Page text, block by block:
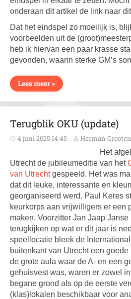
onderaan dit artikel de link naar
Dat het eindspel zo moeilijk is,
voorbeelden uit de
heb ik hiervan een paar krasse
gevonden, waarin sterke GM’s
Lees meer >
Terugblik OKU (update)
4 juni 2025 14:45 Herman Grooten
Het
Utrecht de jubileumeditie van het
van Utrechtgespeeld. Het was
dat dit leuke, interessante en
georganiseerd werd. Paul Keres
keurkorps aan vrijwilligers er een
maken. Voorzitter Jan Jaap Janse
terugkijken op wat er dit jaar is
speellocatie bleek de
buitenkant van Utrecht een
de grote aula waar de A- en een
gehuisvest was, waren er zowel
begane grond als op de eerste
(klas)lokalen beschikbaar voor